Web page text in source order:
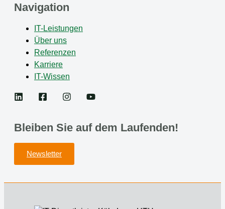
Navigation
IT-Leistungen
Über uns
Referenzen
Karriere
IT-Wissen
Bleiben Sie auf dem Laufenden!
Newsletter